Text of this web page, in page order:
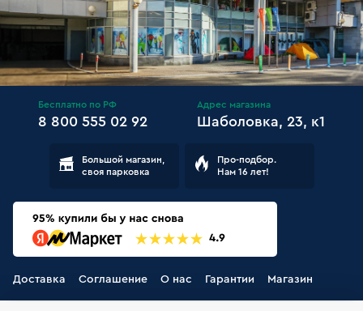
Бесплатно по РФ
8 800 555 02 92
Адрес магазина
Шаболовка, 23, к1
Большой магазин,
своя парковка
Про-подбор.
Нам 16 лет!
Доставка Соглашение О нас Гарантии Магазин